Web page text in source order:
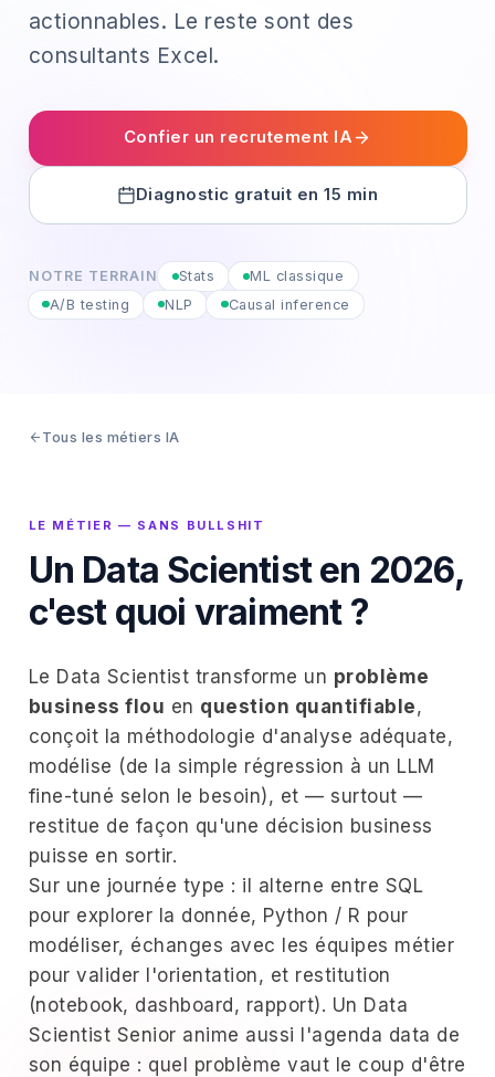
actionnables. Le reste sont des
consultants Excel.
Confier un recrutement IA
Diagnostic gratuit en 15 min
NOTRE TERRAIN Stats
ML classique
A/B testing
NLP Causal inference
Tous les métiers IA
LE MÉTIER — SANS BULLSHIT
Un Data Scientist en 2026,
c'est quoi vraiment ?
Le Data Scientist transforme un problème
business flou en question quantifiable,
conçoit la méthodologie d'analyse adéquate,
modélise (de la simple régression à un LLM
fine-tuné selon le besoin), et — surtout —
restitue de façon qu'une décision business
puisse en sortir.
Sur une journée type : il alterne entre SQL
pour explorer la donnée, Python / R pour
modéliser, échanges avec les équipes métier
pour valider l'orientation, et restitution
(notebook, dashboard, rapport). Un Data
Scientist Senior anime aussi l'agenda data de
son équipe : quel problème vaut le coup d'être